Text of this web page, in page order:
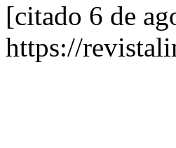
[citado 6 de
https://